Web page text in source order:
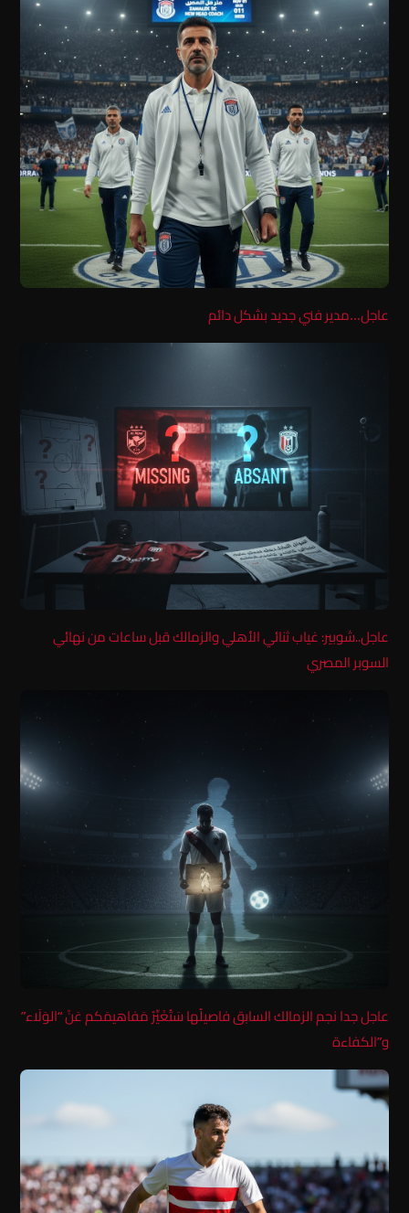
عاجل…مدير فني جديد بشكل دائم
عاجل..شوبير: غياب ثنائي الأهلي والزمالك قبل ساعات من نهائي
السوبر المصري
عاجل جدا نجم الزمالك السابق فاصيلُها سَتُغَيِّرُ مَفاهيمَكم عَنْ “الوَلَاء”
و”الكفاءة